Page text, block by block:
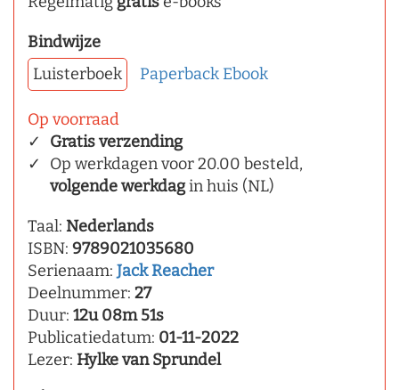
Bindwijze
Luisterboek
Paperback Ebook
Op voorraad
Gratis verzending
Op werkdagen voor 20.00 besteld,
volgende werkdagin huis (NL)
Taal: Nederlands
ISBN: 9789021035680
Serienaam: Jack Reacher
Deelnummer: 27
Duur: 12u 08m 51s
Publicatiedatum: 01-11-2022
Lezer: Hylke van Sprundel